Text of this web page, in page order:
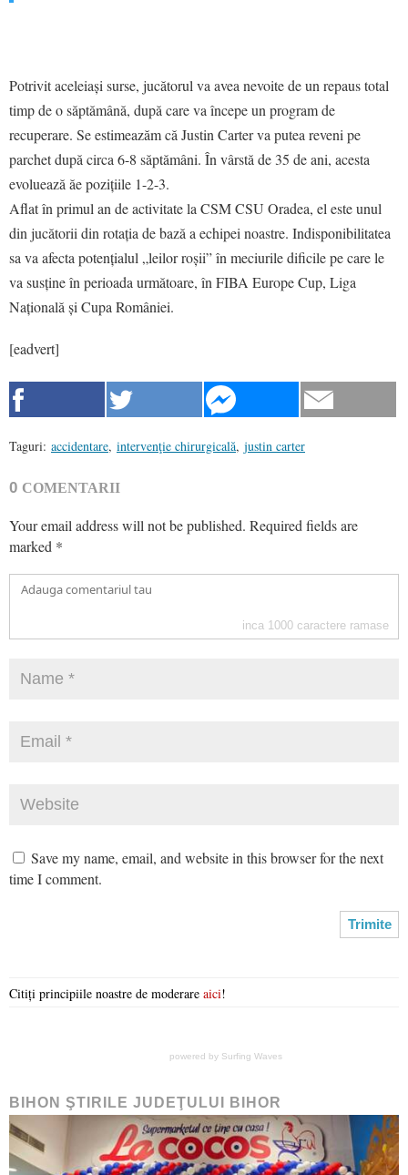
Potrivit aceleiași surse, jucătorul va avea nevoite de un repaus total
timp de o săptămână, după care va începe un program de
recuperare. Se estimeazăm că Justin Carter va putea reveni pe
parchet după circa 6-8 săptămâni. În vârstă de 35 de ani, acesta
evoluează ăe pozițiile 1-2-3.
Aflat în primul an de activitate la CSM CSU Oradea, el este unul
din jucătorii din rotația de bază a echipei noastre. Indisponibilitatea
sa va afecta potențialul „leilor roșii” în meciurile dificile pe care le
va susține în perioada următoare, în FIBA Europe Cup, Liga
Națională și Cupa României.
[eadvert]
Taguri: accidentare, intervenţie chirurgicală, justin carter
0 COMENTARII
Your email address will not be published. Required fields are
marked *
inca 1000 caractere ramase
Save my name, email, and website in this browser for the next
time I comment.
Citiți principiile noastre de moderare aici!
powered by Surfing Waves
BIHON ŞTIRILE JUDEŢULUI BIHOR